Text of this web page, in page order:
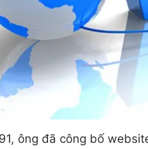
ông đã công bố